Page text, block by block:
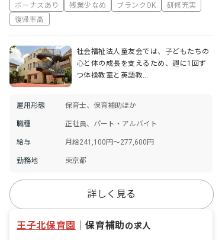
ボーナスあり
残業少なめ ブランクOK
研修充実
復帰率高
社会福祉法人童友会では、子どもたちの
心と体の成長を支えるため、週に1回ず
つ体操教室と英語教…
雇用形態 保育士、保育補助ほか
職種 正社員、パート・アルバイト
給与 月給241,100円〜277,600円
勤務地 東京都
詳しく見る
王子北保育園 ｜保育補助の求人